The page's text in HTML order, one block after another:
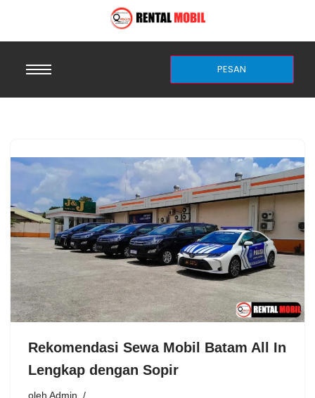
PESAN
Rekomendasi Sewa Mobil Batam All In
Lengkap dengan Sopir
oleh Admin